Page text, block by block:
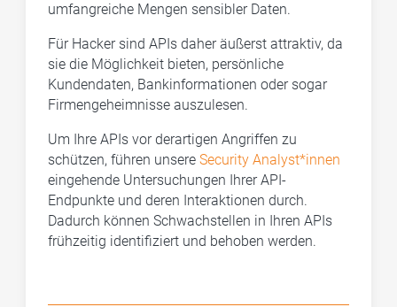
umfangreiche Mengen sensibler Daten.
Für Hacker sind APIs daher äußerst attraktiv, da
sie die Möglichkeit bieten, persönliche
Kundendaten, Bankinformationen oder sogar
Firmengeheimnisse auszulesen.
Um Ihre APIs vor derartigen Angriffen zu
schützen, führen unsereSecurity Analyst*innen
eingehende Untersuchungen Ihrer API-
Endpunkte und deren Interaktionen durch.
Dadurch können Schwachstellen in Ihren APIs
frühzeitig identifiziert und behoben werden.